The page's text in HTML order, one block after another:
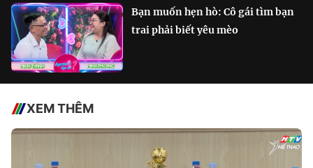
Bạn muốn hẹn hò: Cô gái tìm bạn
trai phải biết yêu mèo
XEM THÊM